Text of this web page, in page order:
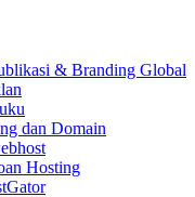
& Branding Global
dan Domain
Hosting